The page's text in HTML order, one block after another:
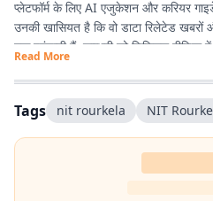
प्लेटफॉर्म के लिए AI एजुकेशन और करियर
उनकी खासियत है कि वो डाटा रिलेटेड
तक पहुंचाती हैं. शाम्भवी को डिजिटल
खबर से पहले वे राजस्थान पत्रिका और पटना
Read More
Tags nit rourkela NIT